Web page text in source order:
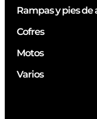
Rampas y pies de
Cofres
Motos
Varios